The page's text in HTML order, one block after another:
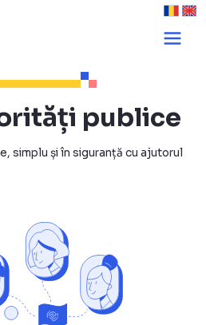
publice
simplu și în siguranță cu ajutorul